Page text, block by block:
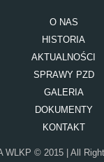
O NAS
HISTORIA
AKTUALNOŚCI
SPRAWY PZD
GALERIA
DOKUMENTY
KONTAKT
WLKP © 2015 | All